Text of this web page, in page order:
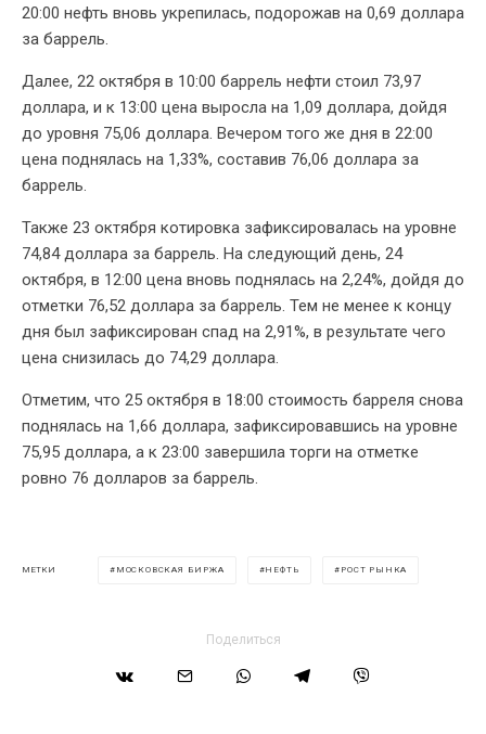
20:00 нефть вновь укрепилась, подорожав на 0,69 доллара
за баррель.
Далее, 22 октября в 10:00 баррель нефти стоил 73,97
доллара, и к 13:00 цена выросла на 1,09 доллара, дойдя
до уровня 75,06 доллара. Вечером того же дня в 22:00
цена поднялась на 1,33%, составив 76,06 доллара за
баррель.
Также 23 октября котировка зафиксировалась на уровне
74,84 доллара за баррель. На следующий день, 24
октября, в 12:00 цена вновь поднялась на 2,24%, дойдя до
отметки 76,52 доллара за баррель. Тем не менее к концу
дня был зафиксирован спад на 2,91%, в результате чего
цена снизилась до 74,29 доллара.
Отметим, что 25 октября в 18:00 стоимость барреля снова
поднялась на 1,66 доллара, зафиксировавшись на уровне
75,95 доллара, а к 23:00 завершила торги на отметке
ровно 76 долларов за баррель.
МЕТКИ МОСКОВСКАЯ БИРЖА НЕФТЬ РОСТ РЫНКА
Поделиться